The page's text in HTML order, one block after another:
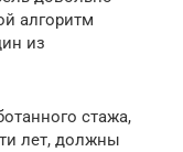
алгоритм
из
стажа,
лет, должны